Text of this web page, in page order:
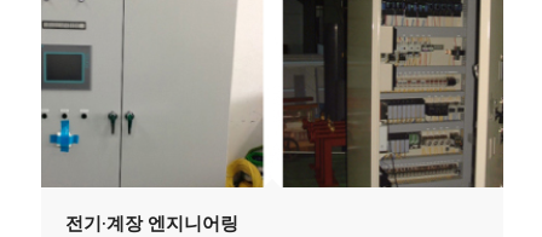
전기·계장 엔지니어링